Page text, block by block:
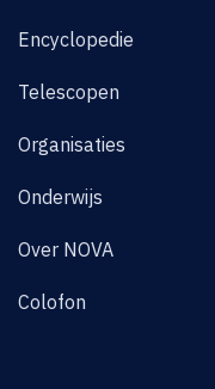
Encyclopedie
Telescopen
Organisaties
Onderwijs
Over NOVA
Colofon